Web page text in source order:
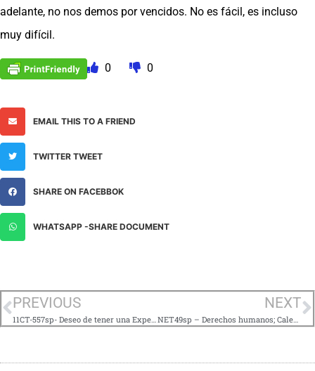
adelante, no nos demos por vencidos. No es fácil, es incluso
muy difícil.
0 0
EMAIL THIS TO A FRIEND
TWITTER TWEET
SHARE ON FACEBBOK
WHATSAPP -SHARE DOCUMENT
PREVIOUS NEXT
NET49sp – Derechos humanos; Calentamiento Global; Mercados Financieros